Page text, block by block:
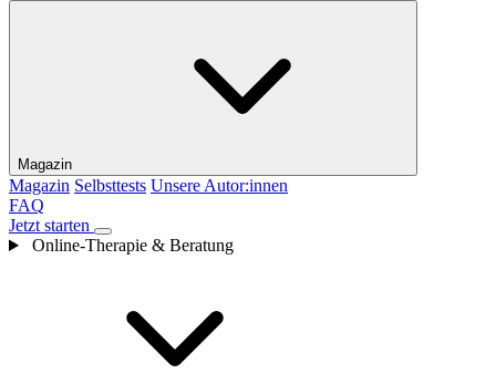
Magazin
Magazin Selbsttests Unsere Autor:innen
FAQ
Jetzt starten
Online-Therapie & Beratung